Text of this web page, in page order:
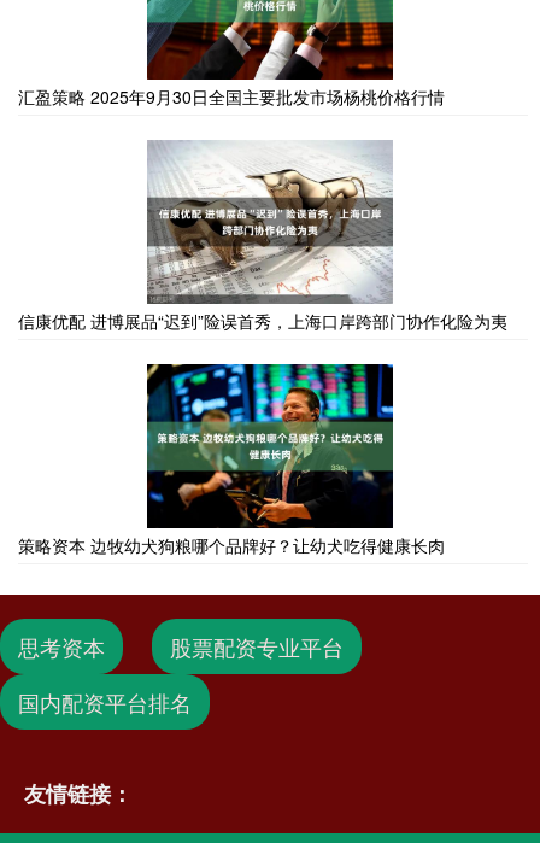
汇盈策略 2025年9月30日全国主要批发市场杨桃价格行情
信康优配 进博展品“迟到”险误首秀，上海口岸跨部门协作化险为夷
策略资本 边牧幼犬狗粮哪个品牌好？让幼犬吃得健康长肉
思考资本
股票配资专业平台
国内配资平台排名
友情链接：